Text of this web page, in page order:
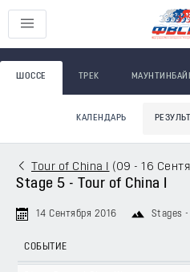
ШОССЕ ТРЕК
КАЛЕНДАРЬ
Tour of China I ( 09 - 16
Stage 5 - Tour of China I
14 Сентября 2016 Stages -
СОБЫТИЕ